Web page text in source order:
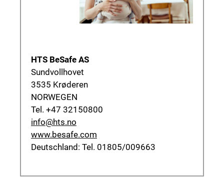
HTS BeSafe AS
Sundvollhovet
3535 Krøderen
NORWEGEN
Tel. +47 32150800
info@hts.no
www.besafe.com
Deutschland: Tel. 01805/009663